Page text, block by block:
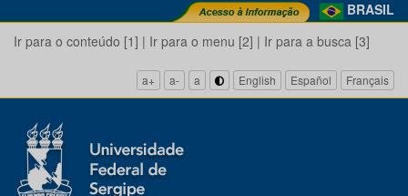
BRASIL
Ir para o conteúdo [1] | Ir para o menu [2] | Ir para a busca [3]
a+ a- a English Español Français